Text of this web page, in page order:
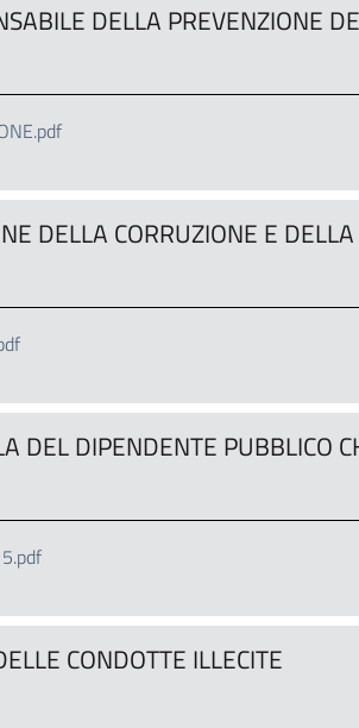
DELLA PREVENZIONE
DELLA CORRUZIONE E DELLA
DEL DIPENDENTE PUBBLICO
CONDOTTE ILLECITE